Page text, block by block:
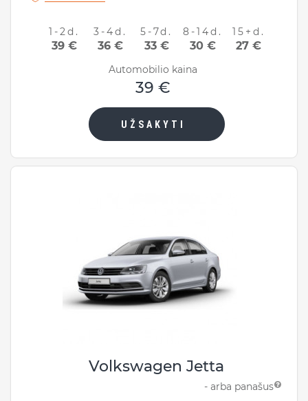
Grąžinimo informacija
IEŠKOTI
1-2d.
39 €
3-4d.
36 €
5-7d.
33 €
8-14d.
30 €
15+d.
27 €
Automobilio kaina
39 €
UŽSAKYTI
Volkswagen Jetta
- arba panašus